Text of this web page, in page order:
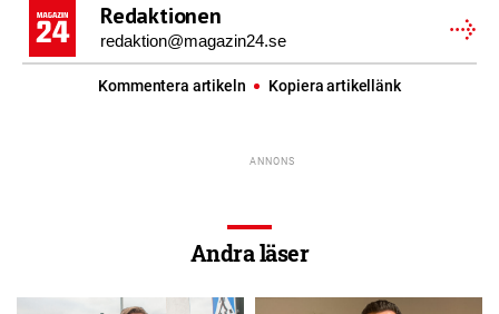
Redaktionen
redaktion@magazin24.se
Kommentera artikeln Kopiera artikellänk
Andra läser